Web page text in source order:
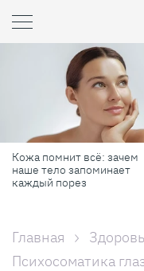
Кожа помнит всё: зачем
наше тело запоминает
каждый порез
Главная
Психосоматика